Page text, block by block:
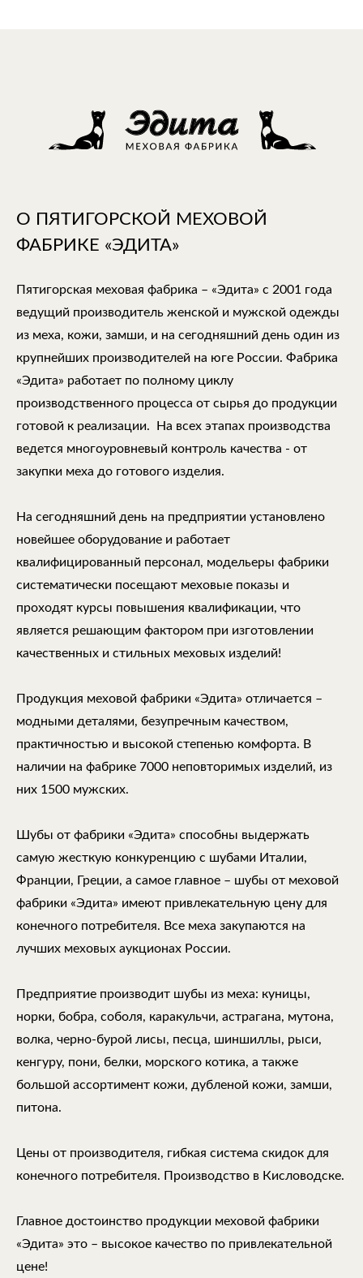
О ПЯТИГОРСКОЙ МЕХОВОЙ
ФАБРИКЕ «ЭДИТА»
Пятигорская меховая фабрика – «Эдита» с 2001 года
ведущий производитель женской и мужской одежды
из меха, кожи, замши, и на сегодняшний день один из
крупнейших производителей на юге России. Фабрика
«Эдита» работает по полному циклу
производственного процесса от сырья до продукции
готовой к реализации. На всех этапах производства
ведется многоуровневый контроль качества - от
закупки меха до готового изделия.
На сегодняшний день на предприятии установлено
новейшее оборудование и работает
квалифицированный персонал, модельеры фабрики
систематически посещают меховые показы и
проходят курсы повышения квалификации, что
является решающим фактором при изготовлении
качественных и стильных меховых изделий!
Продукция меховой фабрики «Эдита» отличается –
модными деталями, безупречным качеством,
практичностью и высокой степенью комфорта. В
наличии на фабрике 7000 неповторимых изделий, из
них 1500 мужских.
Шубы от фабрики «Эдита» способны выдержать
самую жесткую конкуренцию с шубами Италии,
Франции, Греции, а самое главное – шубы от меховой
фабрики «Эдита» имеют привлекательную цену для
конечного потребителя. Все меха закупаются на
лучших меховых аукционах России.
Предприятие производит шубы из меха: куницы,
норки, бобра, соболя, каракульчи, астрагана, мутона,
волка, черно-бурой лисы, песца, шиншиллы, рыси,
кенгуру, пони, белки, морского котика, а также
большой ассортимент кожи, дубленой кожи, замши,
питона.
Цены от производителя, гибкая система скидок для
конечного потребителя. Производство в Кисловодске.
Главное достоинство продукции меховой фабрики
«Эдита» это – высокое качество по привлекательной
цене!